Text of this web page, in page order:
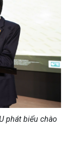
phát biểu chào